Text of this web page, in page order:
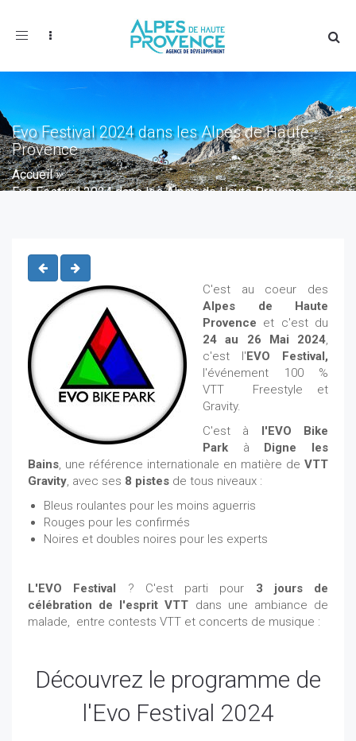
Toggle
Evo Festival 2024 dans les Alpes de Haute
Provence
Accueil»
Evo Festival 2024 dans les Alpes de Haute Provence
C'est au coeur des
Alpes de Haute
Provence et c'est du
24 au 26 Mai 2024,
c'est l'EVO Festival,
l'événement 100 %
VTT Freestyle et
Gravity.
C'est à l'EVO Bike
Park à Digne les
Bains, une référence internationale en matière de VTT
Gravity, avec ses 8 pistes de tous niveaux :
Bleus roulantes pour les moins aguerris
Rouges pour les confirmés
Noires et doubles noires pour les experts
L'EVO Festival ? C'est parti pour 3 jours de
célébration de l'esprit VTT dans une ambiance de
malade, entre contests VTT et concerts de musique :
Découvrez le programme de
l'Evo Festival 2024